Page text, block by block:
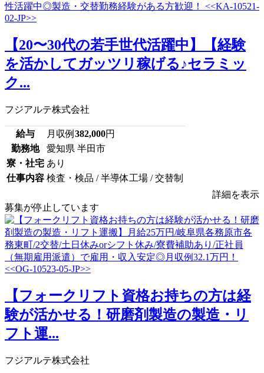
【20〜30代の若手世代活躍中】【経験
を活かしてガッツリ稼げる♪セラミッ
ク...
フジアルテ株式会社
給与 月収例 382,000円
勤務地
愛知県 半田市
寮・社宅 あり
仕事内容 検査・検品 / 半導体工場 / 交替制
詳細を表示
募集が停止しています
【フォークリフト資格お持ちの方は経
験が活かせる！研磨剤製造の製造・リ
フト運...
フジアルテ株式会社